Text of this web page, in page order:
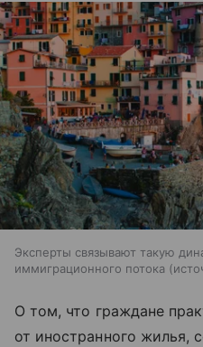
Эксперты связывают такую
иммиграционного потока
О том, что граждане
от иностранного жилья,